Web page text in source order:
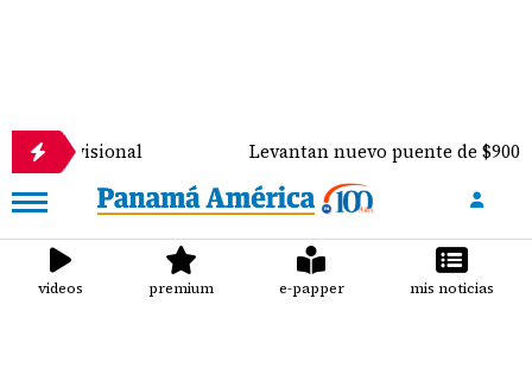
Levantan nuevo puente de $900 mil
videos premium e-papper mis noticias